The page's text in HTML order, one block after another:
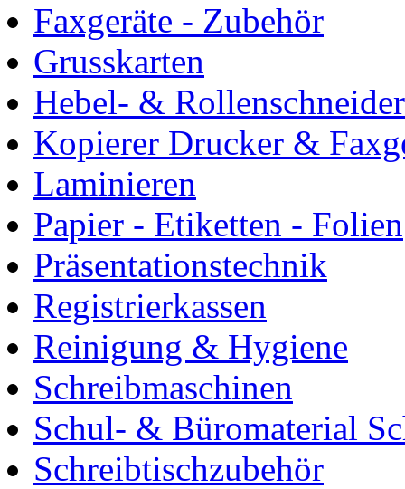
Faxgeräte - Zubehör
Grusskarten
Hebel- & Rollenschneider
Kopierer Drucker &
Laminieren
Papier - Etiketten - Folien
Präsentationstechnik
Registrierkassen
Reinigung & Hygiene
Schreibmaschinen
Schul- & Büromaterial
Schreibtischzubehör